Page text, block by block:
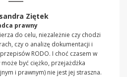
Ziętek
prawny
do celu, niezależnie czy chodzi
czy o analizę dokumentacji i
RODO. I choć czasem w
być ciężko, przejażdżka
i prawnym) nie jest jej straszna.